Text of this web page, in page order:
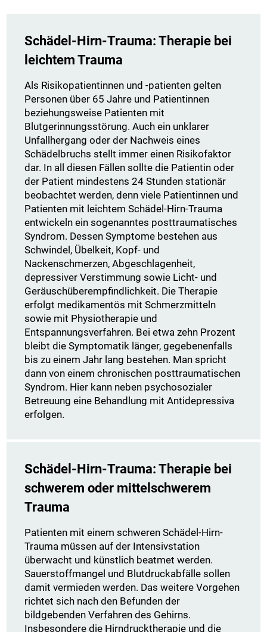
Schädel-Hirn-Trauma: Therapie bei
leichtem Trauma
Als Risikopatientinnen und -patienten gelten
Personen über 65 Jahre und Patientinnen
beziehungsweise Patienten mit
Blutgerinnungsstörung. Auch ein unklarer
Unfallhergang oder der Nachweis eines
Schädelbruchs stellt immer einen Risikofaktor
dar. In all diesen Fällen sollte die Patientin oder
der Patient mindestens 24 Stunden stationär
beobachtet werden, denn viele Patientinnen und
Patienten mit leichtem Schädel-Hirn-Trauma
entwickeln ein sogenanntes posttraumatisches
Syndrom. Dessen Symptome bestehen aus
Schwindel, Übelkeit, Kopf- und
Nackenschmerzen, Abgeschlagenheit,
depressiver Verstimmung sowie Licht- und
Geräuschüberempfindlichkeit. Die Therapie
erfolgt medikamentös mit Schmerzmitteln
sowie mit Physiotherapie und
Entspannungsverfahren. Bei etwa zehn Prozent
bleibt die Symptomatik länger, gegebenenfalls
bis zu einem Jahr lang bestehen. Man spricht
dann von einem chronischen posttraumatischen
Syndrom. Hier kann neben psychosozialer
Betreuung eine Behandlung mit Antidepressiva
erfolgen.
Schädel-Hirn-Trauma: Therapie bei
schwerem oder mittelschwerem
Trauma
Patienten mit einem schweren Schädel-Hirn-
Trauma müssen auf der Intensivstation
überwacht und künstlich beatmet werden.
Sauerstoffmangel und Blutdruckabfälle sollen
damit vermieden werden. Das weitere Vorgehen
richtet sich nach den Befunden der
bildgebenden Verfahren des Gehirns.
Insbesondere die Hirndrucktherapie und die